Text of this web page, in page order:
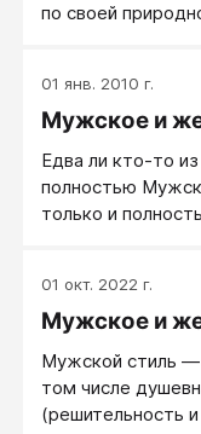
по своей
человеческих
великолепно
а отношения.
отношения,
отношениями.
01 янв. 2010 г.
Мужское и
Едва ли кто-то
полностью
только и
01 окт. 2022 г.
Мужское и
Мужской стиль —
том числе
(решительность